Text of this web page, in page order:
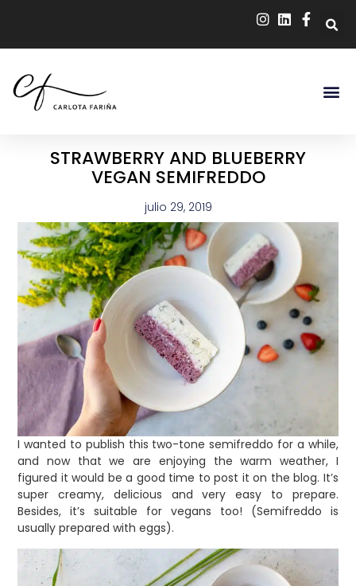
STRAWBERRY AND BLUEBERRY
VEGAN SEMIFREDDO
julio 29, 2019
I wanted to publish this two-tone semifreddo for a while,
and now that we are enjoying the warm weather, I
figured it would be a good time to post it on the blog. It’s
super creamy, delicious and very easy to prepare.
Besides, it’s suitable for vegans too! (Semifreddo is
usually prepared with eggs).